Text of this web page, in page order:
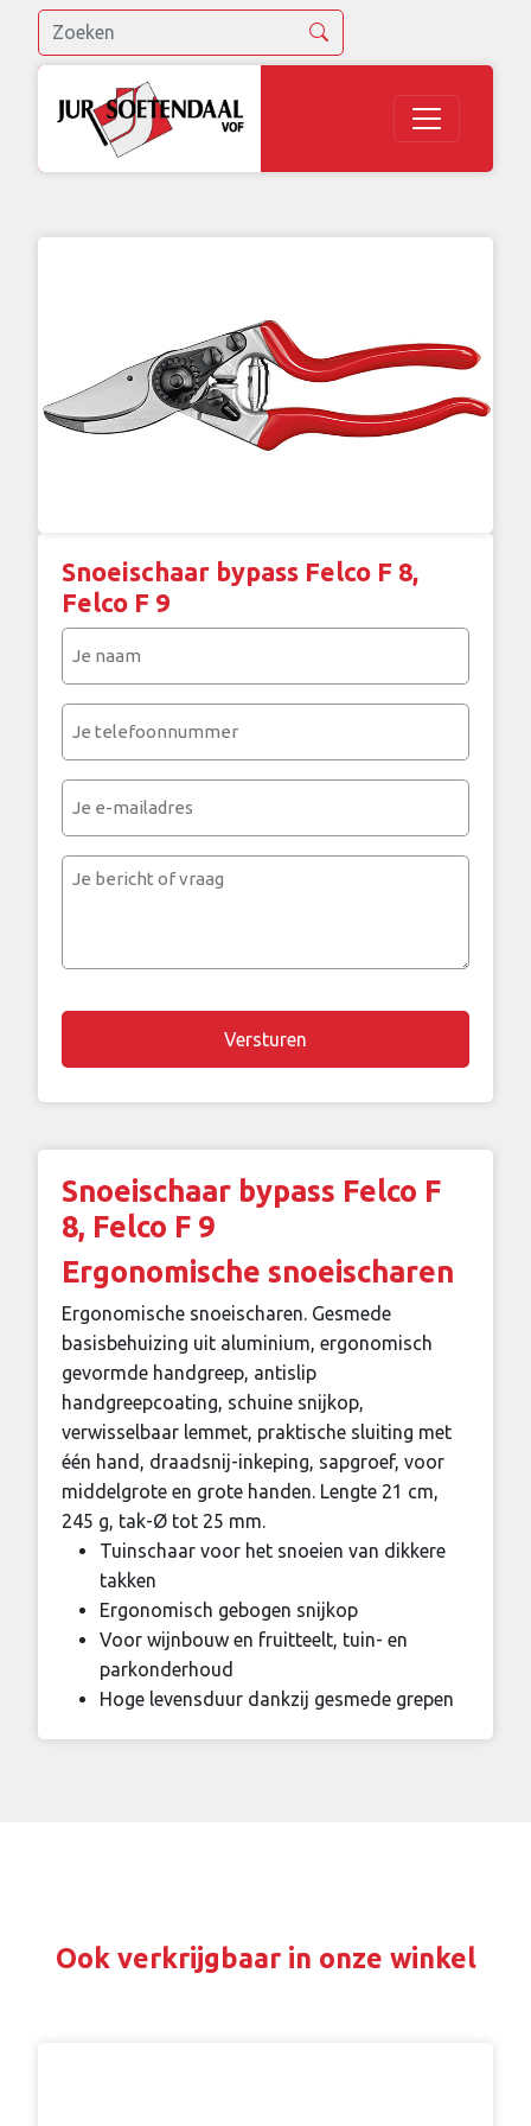
Snoeischaar bypass Felco F 8,
Felco F 9
(Vereist)
(Vereist)
mailadres
Je
Chapta
Snoeischaar bypass Felco F
8, Felco F 9
Ergonomische snoeischaren
Ergonomische snoeischaren. Gesmede
basisbehuizing uit aluminium, ergonomisch
gevormde handgreep, antislip
handgreepcoating, schuine snijkop,
verwisselbaar lemmet, praktische sluiting met
één hand, draadsnij-inkeping, sapgroef, voor
middelgrote en grote handen. Lengte 21 cm,
245 g, tak-Ø tot 25 mm.
Tuinschaar voor het snoeien van dikkere
takken
Ergonomisch gebogen snijkop
Voor wijnbouw en fruitteelt, tuin- en
parkonderhoud
Hoge levensduur dankzij gesmede grepen
Ook verkrijgbaar in onze winkel